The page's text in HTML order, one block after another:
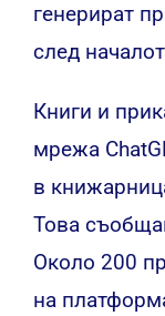
генерират
след
Книги и
мрежа
в
Това
Около 200
на